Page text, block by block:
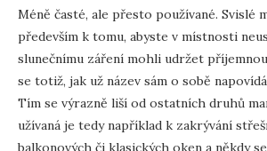
Méně časté, ale přesto používané. Svislé
především k tomu, abyste v místnosti
slunečnímu záření mohli udržet
se totiž, jak už název sám o sobě
Tím se výrazně liší od ostatních druhů
užívaná je tedy například k zakrývání
balkonových či klasických oken a někdy